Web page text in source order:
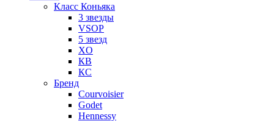
Класс Коньяка
3 звезды
VSOP
5 звезд
XO
КВ
КС
Бренд
Courvoisier
Godet
Hennessy